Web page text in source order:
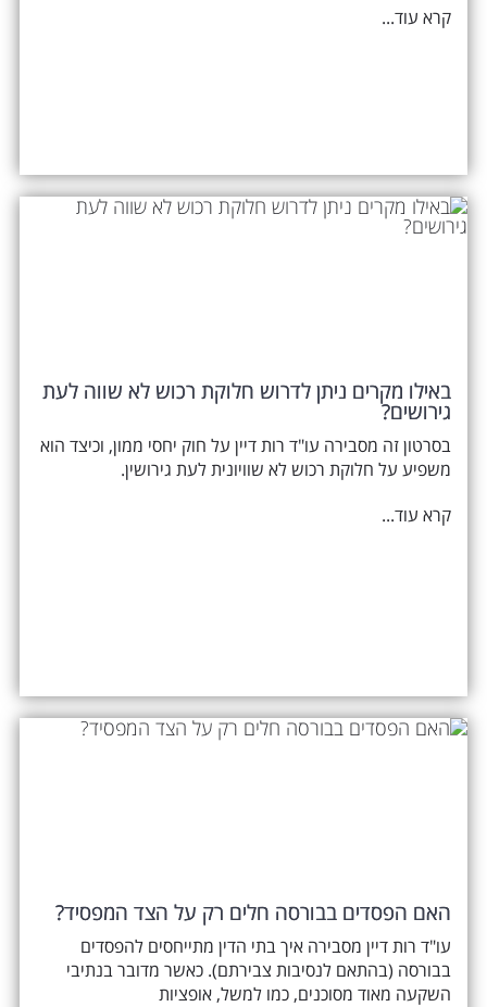
קרא עוד...
באילו מקרים ניתן לדרוש חלוקת רכוש לא שווה לעת
גירושים?
בסרטון זה מסבירה עו"ד רות דיין על חוק יחסי ממון, וכיצד הוא
משפיע על חלוקת רכוש לא שוויונית לעת גירושין.
קרא עוד...
האם הפסדים בבורסה חלים רק על הצד המפסיד?
עו"ד רות דיין מסבירה איך בתי הדין מתייחסים להפסדים
בבורסה (בהתאם לנסיבות צבירתם). כאשר מדובר בנתיבי
השקעה מאוד מסוכנים, כמו למשל, אופציות